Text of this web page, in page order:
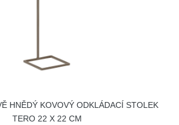
HNĚDÝ KOVOVÝ ODKLÁDACÍ STOLEK
TERO 22 X 22 CM